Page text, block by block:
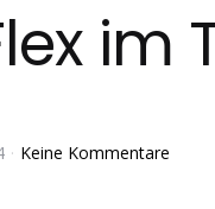
im
Keine Kommentare